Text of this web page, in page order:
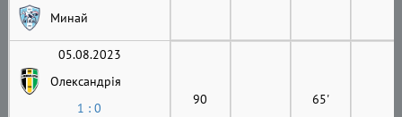
Минай
05.08.2023
Олександрія
1 : 0
90 65'